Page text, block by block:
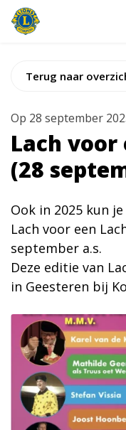
Terug naar
Op 28 september
Lach voor
(28
Ook in 2025 kun
Lach voor een
september a.s.
Deze editie van
in Geesteren bij